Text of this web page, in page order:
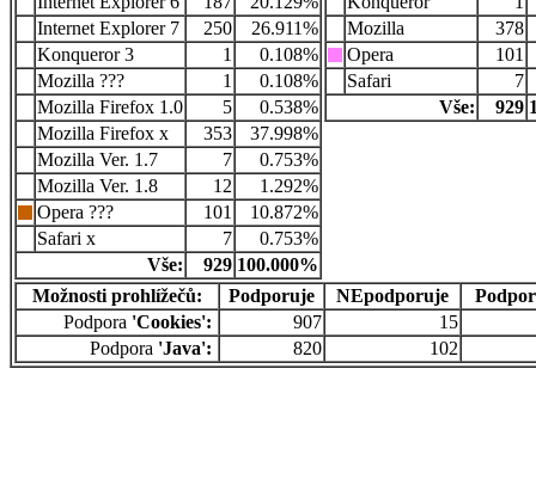
Internet Explorer 7
250
26.911%
Konqueror 3
1
0.108%
Mozilla ???
1
0.108%
Mozilla Firefox 1.0
5
0.538%
Mozilla Firefox x
353
37.998%
Mozilla Ver. 1.7
7
0.753%
Mozilla Ver. 1.8
12
1.292%
Opera ???
101
10.872%
Safari x
7
0.753%
Vše:
929 100.000%
Mozilla
378
Opera
101
Safari
7
Vše:
929
Možnosti prohlížečů: Podporuje NEpodporuje
Podpora 'Cookies': 907
15
Podpora 'Java': 820 102